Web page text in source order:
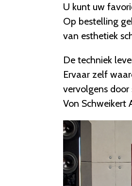
U kunt uw
Op bestelling
van esthetiek
De techniek
Ervaar zelf
vervolgens
Von Schweikert